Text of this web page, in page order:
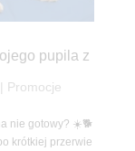
pupila z
Promocje
nie gotowy? ☀️🐕
krótkiej przerwie